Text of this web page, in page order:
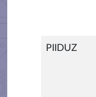
PIIDUZ